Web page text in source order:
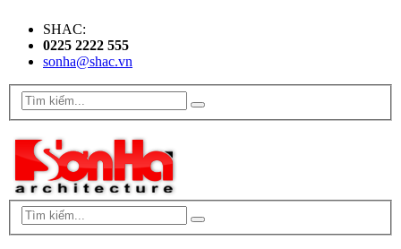
SHAC:
0225 2222 555
sonha@shac.vn